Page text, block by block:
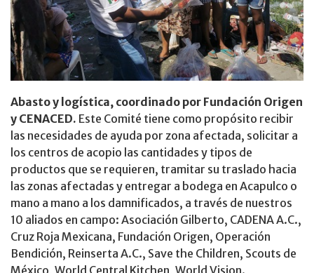
Abasto y logística, coordinado por Fundación Origen
y CENACED. Este Comité tiene como propósito recibir
las necesidades de ayuda por zona afectada, solicitar a
los centros de acopio las cantidades y tipos de
productos que se requieren, tramitar su traslado hacia
las zonas afectadas y entregar a bodega en Acapulco o
mano a mano a los damnificados, a través de nuestros
10 aliados en campo: Asociación Gilberto, CADENA A.C.,
Cruz Roja Mexicana, Fundación Origen, Operación
Bendición, Reinserta A.C., Save the Children, Scouts de
México, World Central Kitchen, World Vision.